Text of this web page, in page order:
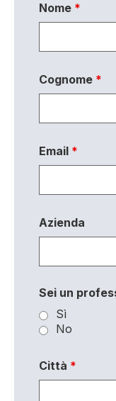
Nome *
Cognome *
Email *
Azienda
Sei un
Sì
No
Città *